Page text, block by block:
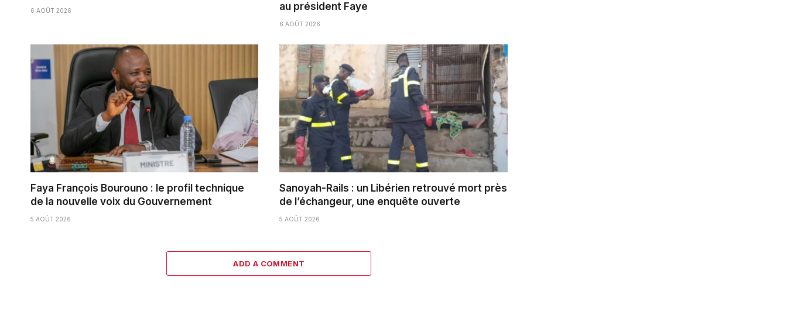
6 AOÛT 2026
au président Faye
6 AOÛT 2026
Faya François Bourouno : le profil technique
de la nouvelle voix du Gouvernement
5 AOÛT 2026
Sanoyah-Rails : un Libérien retrouvé mort près
de l’échangeur, une enquête ouverte
5 AOÛT 2026
ADD A COMMENT